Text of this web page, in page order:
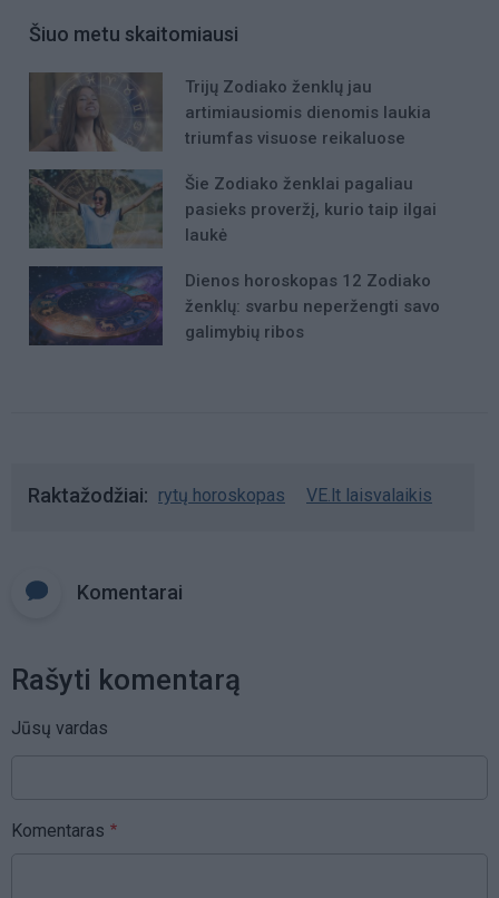
Šiuo metu skaitomiausi
Trijų Zodiako ženklų jau
artimiausiomis dienomis laukia
triumfas visuose reikaluose
Šie Zodiako ženklai pagaliau
pasieks proveržį, kurio taip ilgai
laukė
Dienos horoskopas 12 Zodiako
ženklų: svarbu neperžengti savo
galimybių ribos
Raktažodžiai rytų horoskopas VE.lt laisvalaikis
Komentarai
Rašyti komentarą
Jūsų vardas
Komentaras